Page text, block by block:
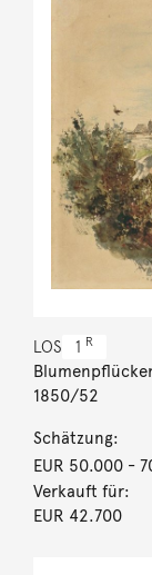
LOS 1 R
1850/52
Schätzung:
EUR 50.000-
Verkauft für:
EUR 42.700